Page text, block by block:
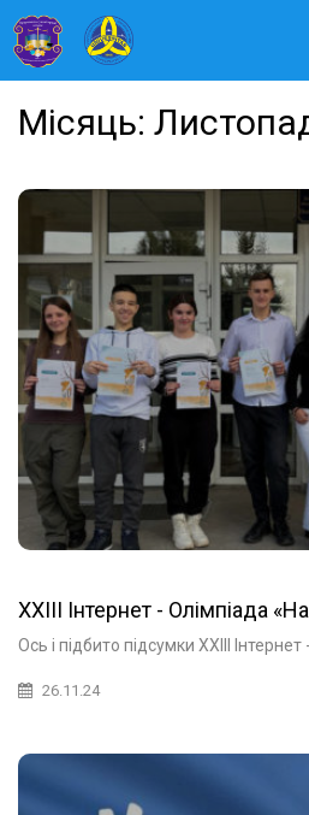
Місяць:
XXIII Інтернет - Олімпіада
Ось і підбито підсумки XXIII
26.11.24